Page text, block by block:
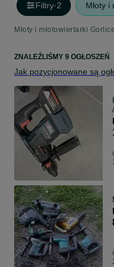
Filtry·2 Młoty i
Młoty i młotowiertarki Gorlice
ZNALEŹLIŚMY 9 OGŁOSZEŃ
Jak pozycjonowane są